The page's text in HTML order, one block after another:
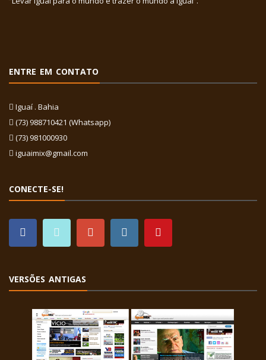
ENTRE EM CONTATO
Iguaí . Bahia
(73) 988710421 (Whatsapp)
(73) 981000930
iguaimix@gmail.com
CONECTE-SE!
VERSÕES ANTIGAS